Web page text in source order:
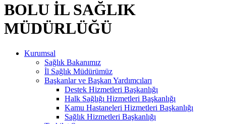
BOLU İL SAĞLIK
MÜDÜRLÜĞÜ
Kurumsal
Sağlık Bakanımız
İl Sağlık Müdürümüz
Başkanlar ve Başkan Yardımcıları
Destek Hizmetleri Başkanlığı
Halk Sağlığı Hizmetleri Başkanlığı
Kamu Hastaneleri Hizmetleri Başkanlığı
Sağlık Hizmetleri Başkanlığı